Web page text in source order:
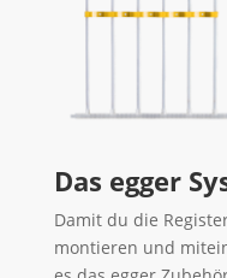
Das egger
Damit du die
montieren und